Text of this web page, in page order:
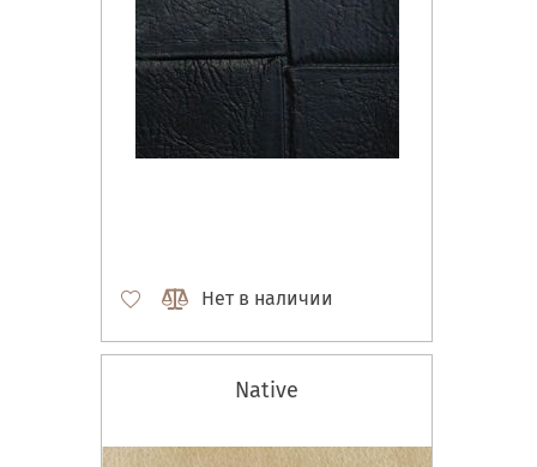
Нет в наличии
Native